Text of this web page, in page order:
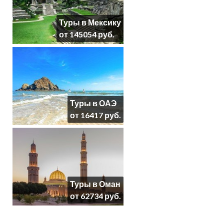
Туры в Мексику
от 145054 руб.
Туры в ОАЭ
от 16417 руб.
Туры в Оман
от 62734 руб.